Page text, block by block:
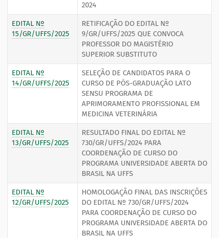
2024
EDITAL Nº
15/GR/UFFS/2025
RETIFICAÇÃO DO EDITAL Nº
9/GR/UFFS/2025 QUE CONVOCA
PROFESSOR DO MAGISTÉRIO
SUPERIOR SUBSTITUTO
EDITAL Nº
14/GR/UFFS/2025
SELEÇÃO DE CANDIDATOS PARA O
CURSO DE PÓS-GRADUAÇÃO LATO
SENSU PROGRAMA DE
APRIMORAMENTO PROFISSIONAL EM
MEDICINA VETERINÁRIA
EDITAL Nº
13/GR/UFFS/2025
RESULTADO FINAL DO EDITAL Nº
730/GR/UFFS/2024 PARA
COORDENAÇÃO DE CURSO DO
PROGRAMA UNIVERSIDADE ABERTA DO
BRASIL NA UFFS
EDITAL Nº
12/GR/UFFS/2025
HOMOLOGAÇÃO FINAL DAS INSCRIÇÕES
DO EDITAL Nº 730/GR/UFFS/2024
PARA COORDENAÇÃO DE CURSO DO
PROGRAMA UNIVERSIDADE ABERTA DO
BRASIL NA UFFS